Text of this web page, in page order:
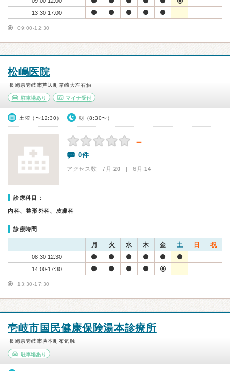
13:30-17:00
09:00-12:30
松嶋医院
長崎県壱岐市芦辺町箱崎大左右触
駐車場あり マイナ受付
土曜（〜12:30） 朝（8:30〜）
－
0件
アクセス数 7月:20 | 6月:14
診療科目：
内科、整形外科、皮膚科
診療時間
月 火 水 木 金 土 日 祝
08:30-12:30
14:00-17:30
13:30-17:30
壱岐市国民健康保険湯本診療所
長崎県壱岐市勝本町布気触
駐車場あり